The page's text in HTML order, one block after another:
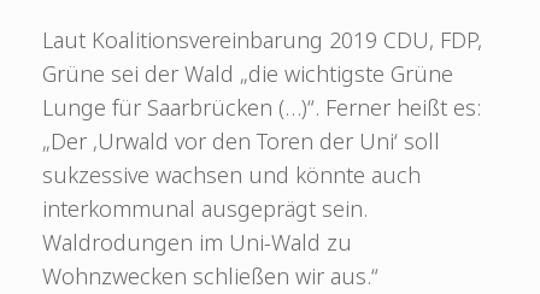
Laut Koalitionsvereinbarung 2019 CDU, FDP,
Grüne sei der Wald „die wichtigste Grüne
Lunge für Saarbrücken (…)“. Ferner heißt es:
„Der ‚Urwald vor den Toren der Uni‘ soll
sukzessive wachsen und könnte auch
interkommunal ausgeprägt sein.
Waldrodungen im Uni-Wald zu
Wohnzwecken schließen wir aus.“